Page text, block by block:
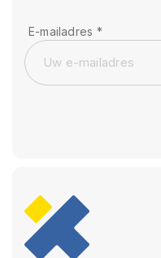
E-mailadres *